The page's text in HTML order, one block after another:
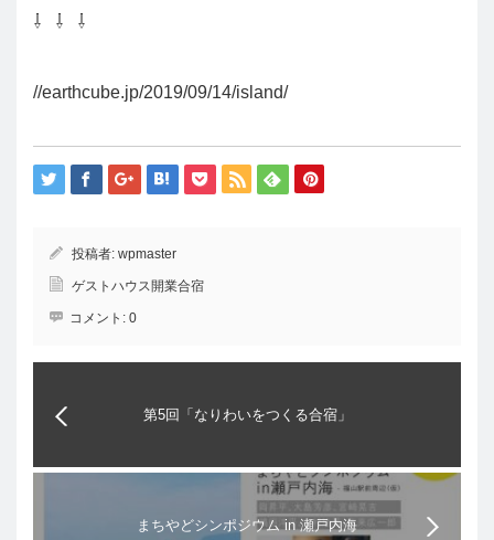
⇩ ⇩ ⇩
//earthcube.jp/2019/09/14/island/
投稿者: wpmaster
ゲストハウス開業合宿
コメント: 0
第5回「なりわいをつくる合宿」
まちやどシンポジウム in 瀬戸内海